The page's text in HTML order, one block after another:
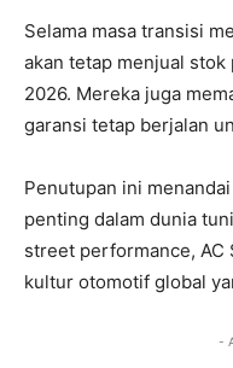
Selama masa transisi
akan tetap menjual
2026. Mereka juga
garansi tetap berjalan
Penutupan ini
penting dalam dunia
street performance, AC
kultur otomotif global
-